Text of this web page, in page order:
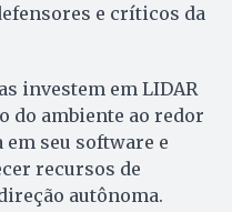
e críticos da
investem em LIDAR
do ambiente ao redor
seu software e
recursos de
autônoma.